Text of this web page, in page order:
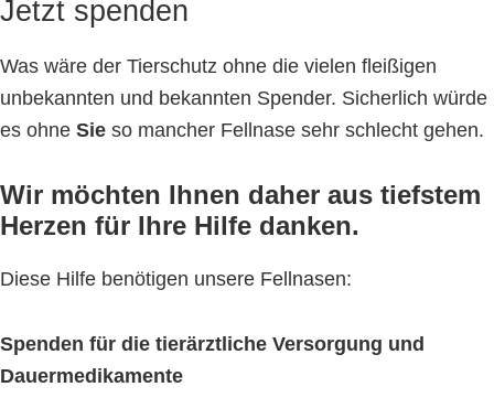
Jetzt spenden
Was wäre der Tierschutz ohne die vielen fleißigen
unbekannten und bekannten Spender. Sicherlich würde
es ohne Sie so mancher Fellnase sehr schlecht gehen.
Wir möchten Ihnen daher aus tiefstem
Herzen für Ihre Hilfe danken.
Diese Hilfe benötigen unsere Fellnasen:
Spenden für die tierärztliche Versorgung und
Dauermedikamente